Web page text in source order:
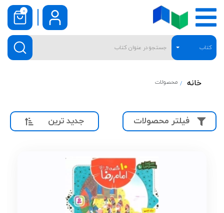
کتاب
0
خانه محصولات
فیلتر محصولات جدید ترین